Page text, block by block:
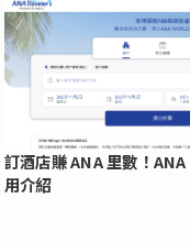
訂酒店賺 ANA 里數！
用介紹